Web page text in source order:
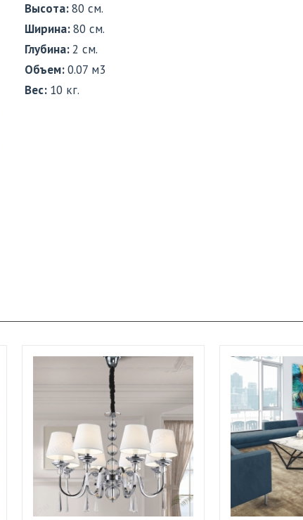
Высота:80 см.
Ширина:80 см.
Глубина:2 см.
Объем:0.07 м3
Вес: 10 кг.